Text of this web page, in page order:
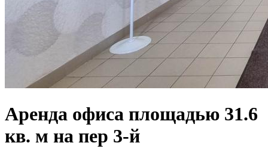
Аренда офиса площадью 31.6
кв. м на пер 3-й